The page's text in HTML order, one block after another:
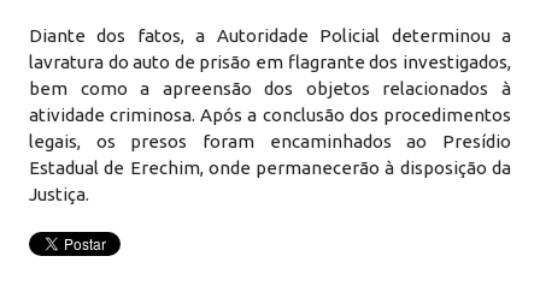
Diante dos fatos, a Autoridade Policial determinou a
lavratura do auto de prisão em flagrante dos investigados,
bem como a apreensão dos objetos relacionados à
atividade criminosa. Após a conclusão dos procedimentos
legais, os presos foram encaminhados ao Presídio
Estadual de Erechim, onde permanecerão à disposição da
Justiça.